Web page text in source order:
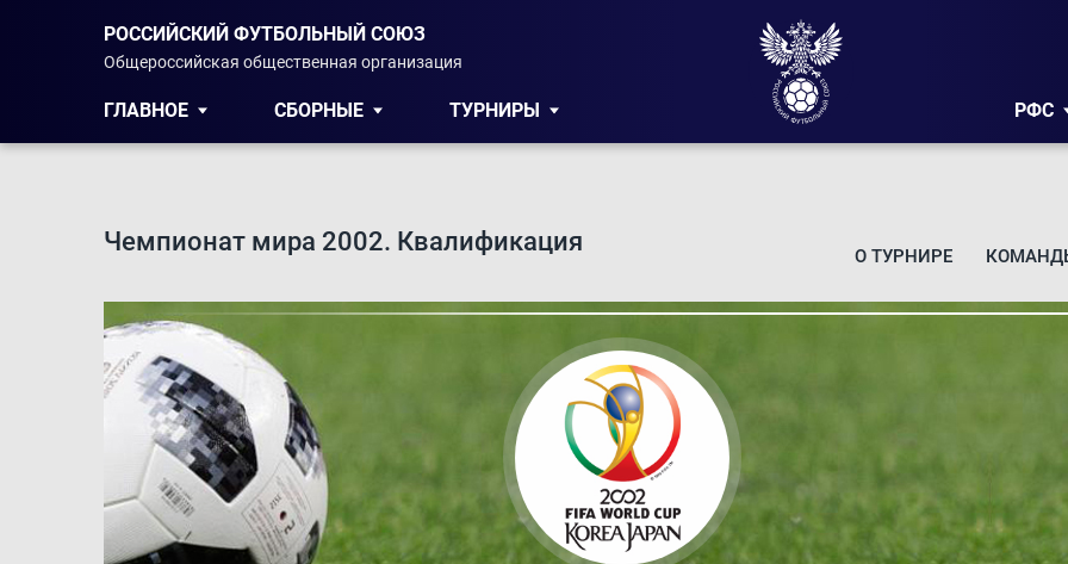
РОССИЙСКИЙ ФУТБОЛЬНЫЙ СОЮЗ
Общероссийская общественная организация
ГЛАВНОЕ СБОРНЫЕ ТУРНИРЫ РФС
Чемпионат мира 2002. Квалификация О ТУРНИРЕ